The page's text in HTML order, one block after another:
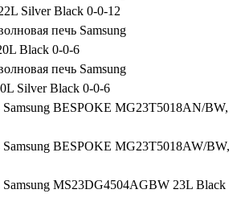
Silver Black 0-0-12
печь Samsung
Black 0-0-6
печь Samsung
Silver Black 0-0-6
BESPOKE MG23T5018AN/BW,
BESPOKE MG23T5018AW/BW,
MS23DG4504AGBW 23L Black